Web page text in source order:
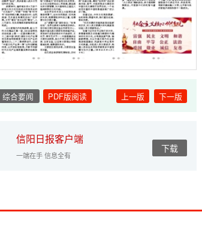
合要闻 PDF版阅读 上一版 下一版
信阳日报客户端
一端在手 信息全有
下载